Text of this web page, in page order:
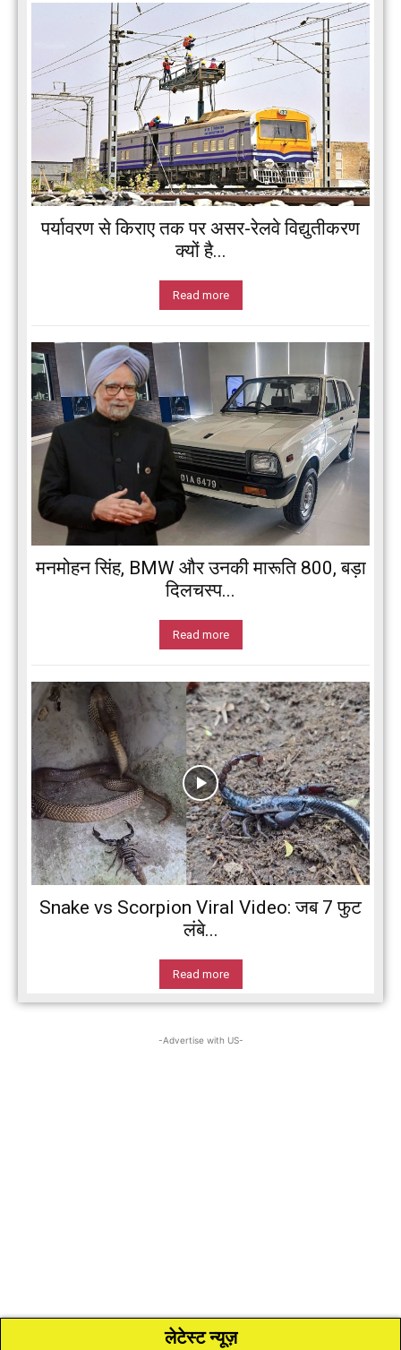
पर्यावरण से किराए तक पर असर-रेलवे विद्युतीकरण
क्यों है...
Read more
मनमोहन सिंह, BMW और उनकी मारूति 800, बड़ा
दिलचस्प...
Read more
Snake vs Scorpion Viral Video: जब 7 फुट
लंबे...
Read more
-Advertise with US-
लेटेस्ट न्यूज़